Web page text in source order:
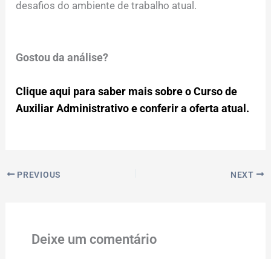
desafios do ambiente de trabalho atual.
Gostou da análise?
Clique aqui para saber mais sobre o Curso de
Auxiliar Administrativo e conferir a oferta atual.
PREVIOUS NEXT
Deixe um comentário